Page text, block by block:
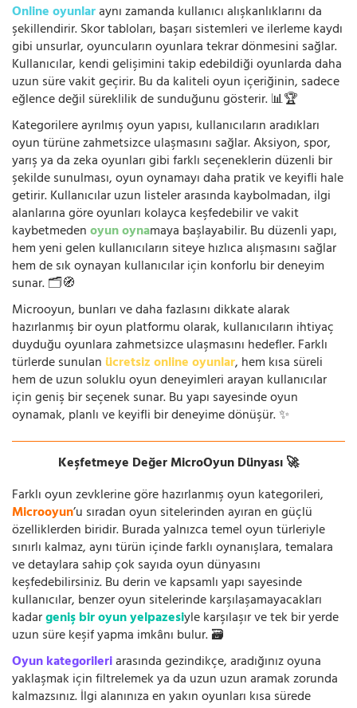
Online oyunlaraynı zamanda kullanıcı alışkanlıklarını da
şekillendirir. Skor tabloları, başarı sistemleri ve ilerleme kaydı
gibi unsurlar, oyuncuların oyunlara tekrar dönmesini sağlar.
Kullanıcılar, kendi gelişimini takip edebildiği oyunlarda daha
uzun süre vakit geçirir. Bu da kaliteli oyun içeriğinin, sadece
eğlence değil süreklilik de sunduğunu gösterir. 📊🏆
Kategorilere ayrılmış oyun yapısı, kullanıcıların aradıkları
oyun türüne zahmetsizce ulaşmasını sağlar. Aksiyon, spor,
yarış ya da zeka oyunları gibi farklı seçeneklerin düzenli bir
şekilde sunulması, oyun oynamayı daha pratik ve keyifli hale
getirir. Kullanıcılar uzun listeler arasında kaybolmadan, ilgi
alanlarına göre oyunları kolayca keşfedebilir ve vakit
kaybetmedenoyun oynamaya başlayabilir. Bu düzenli yapı,
hem yeni gelen kullanıcıların siteye hızlıca alışmasını sağlar
hem de sık oynayan kullanıcılar için konforlu bir deneyim
sunar. 🗂️🧭
Microoyun, bunları ve daha fazlasını dikkate alarak
hazırlanmış bir oyun platformu olarak, kullanıcıların ihtiyaç
duyduğu oyunlara zahmetsizce ulaşmasını hedefler. Farklı
türlerde sunulan ücretsiz online oyunlar, hem kısa süreli
hem de uzun soluklu oyun deneyimleri arayan kullanıcılar
için geniş bir seçenek sunar. Bu yapı sayesinde oyun
oynamak, planlı ve keyifli bir deneyime dönüşür. ✨
Keşfetmeye Değer MicroOyun Dünyası 🚀
Farklı oyun zevklerine göre hazırlanmış oyun kategorileri,
Microoyun’u sıradan oyun sitelerinden ayıran en güçlü
özelliklerden biridir. Burada yalnızca temel oyun türleriyle
sınırlı kalmaz, aynı türün içinde farklı oynanışlara, temalara
ve detaylara sahip çok sayıda oyun dünyasını
keşfedebilirsiniz. Bu derin ve kapsamlı yapı sayesinde
kullanıcılar, benzer oyun sitelerinde karşılaşamayacakları
kadargeniş bir oyun yelpazesiyle karşılaşır ve tek bir yerde
uzun süre keşif yapma imkânı bulur. 🗃️
Oyun kategorileriarasında gezindikçe, aradığınız oyuna
yaklaşmak için filtrelemek ya da uzun uzun aramak zorunda
kalmazsınız. İlgi alanınıza en yakın oyunları kısa sürede